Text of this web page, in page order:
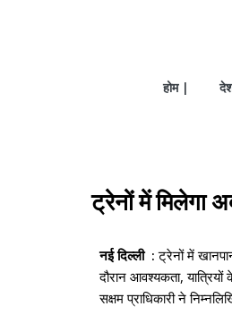
होम |
ट्रेनों में मिलेगा
नई दिल्ली : ट्रेनों में
दौरान आवश्यकता,
सक्षम प्राधिकारी ने